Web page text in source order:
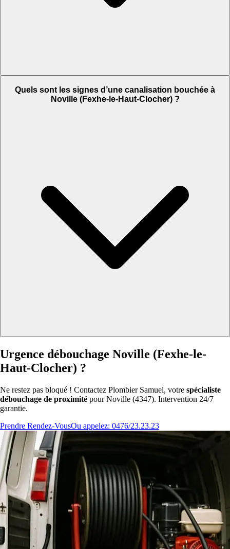
Quels sont les signes d’une canalisation bouchée à
Noville (Fexhe-le-Haut-Clocher) ?
Urgence débouchage Noville (Fexhe-le-
Haut-Clocher) ?
Ne restez pas bloqué ! Contactez Plombier Samuel, votre spécialiste
débouchage de proximité pour Noville (4347). Intervention 24/7
garantie.
Prendre Rendez-VousOu appelez: 0476/23.23.23